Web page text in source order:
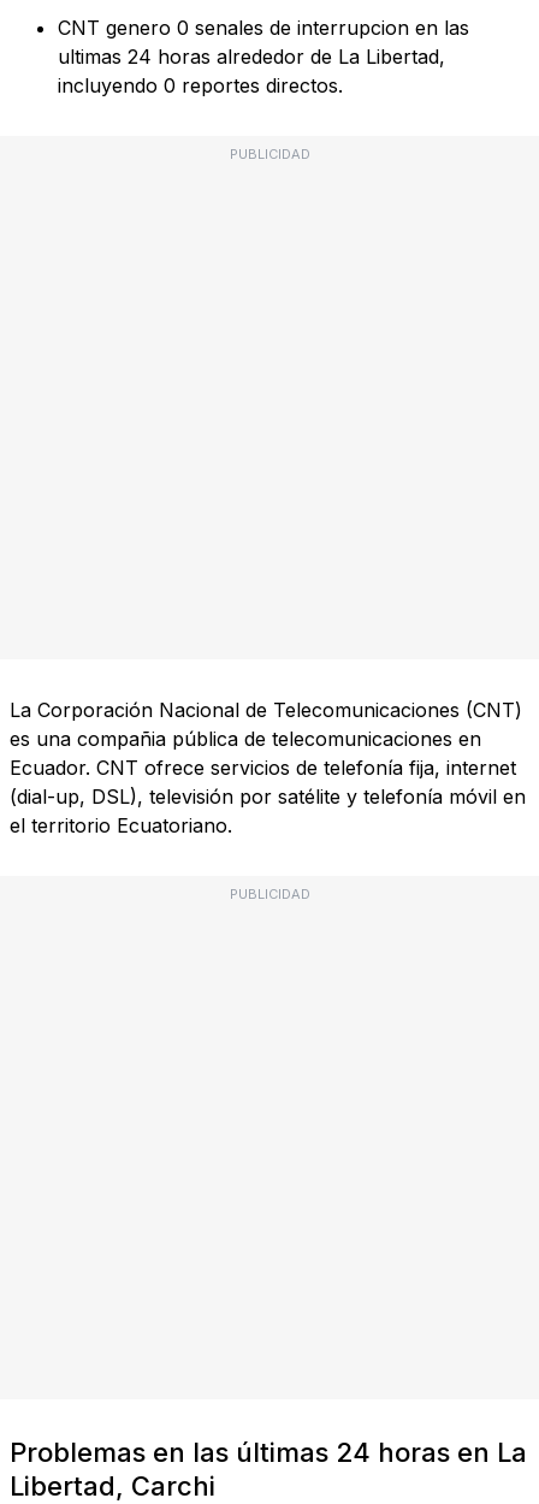
CNT genero 0 senales de interrupcion en las
ultimas 24 horas alrededor de La Libertad,
incluyendo 0 reportes directos.
PUBLICIDAD
La Corporación Nacional de Telecomunicaciones (CNT)
es una compañia pública de telecomunicaciones en
Ecuador. CNT ofrece servicios de telefonía fija, internet
(dial-up, DSL), televisión por satélite y telefonía móvil en
el territorio Ecuatoriano.
PUBLICIDAD
Problemas en las últimas 24 horas en La
Libertad, Carchi